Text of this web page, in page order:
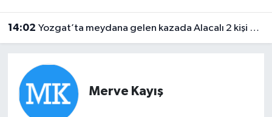
14:02 Yozgat’ta meydana gelen kazada Alacalı 2 kişi hayatını kaybetti
Merve Kayış
Çorum Trafik Yoğunluk Haritası
Süper Lig Puan Durumu ve Fikstür